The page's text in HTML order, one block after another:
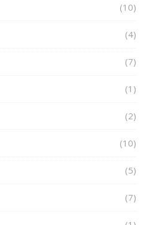
(10)
(4)
(7)
(1)
(2)
(10)
(5)
(7)